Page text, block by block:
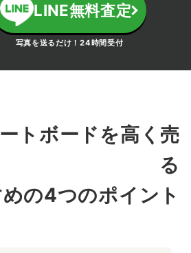
LINE無料査定
写真を送るだけ！24時間受付
トボードを高く売
る
の4つのポイント